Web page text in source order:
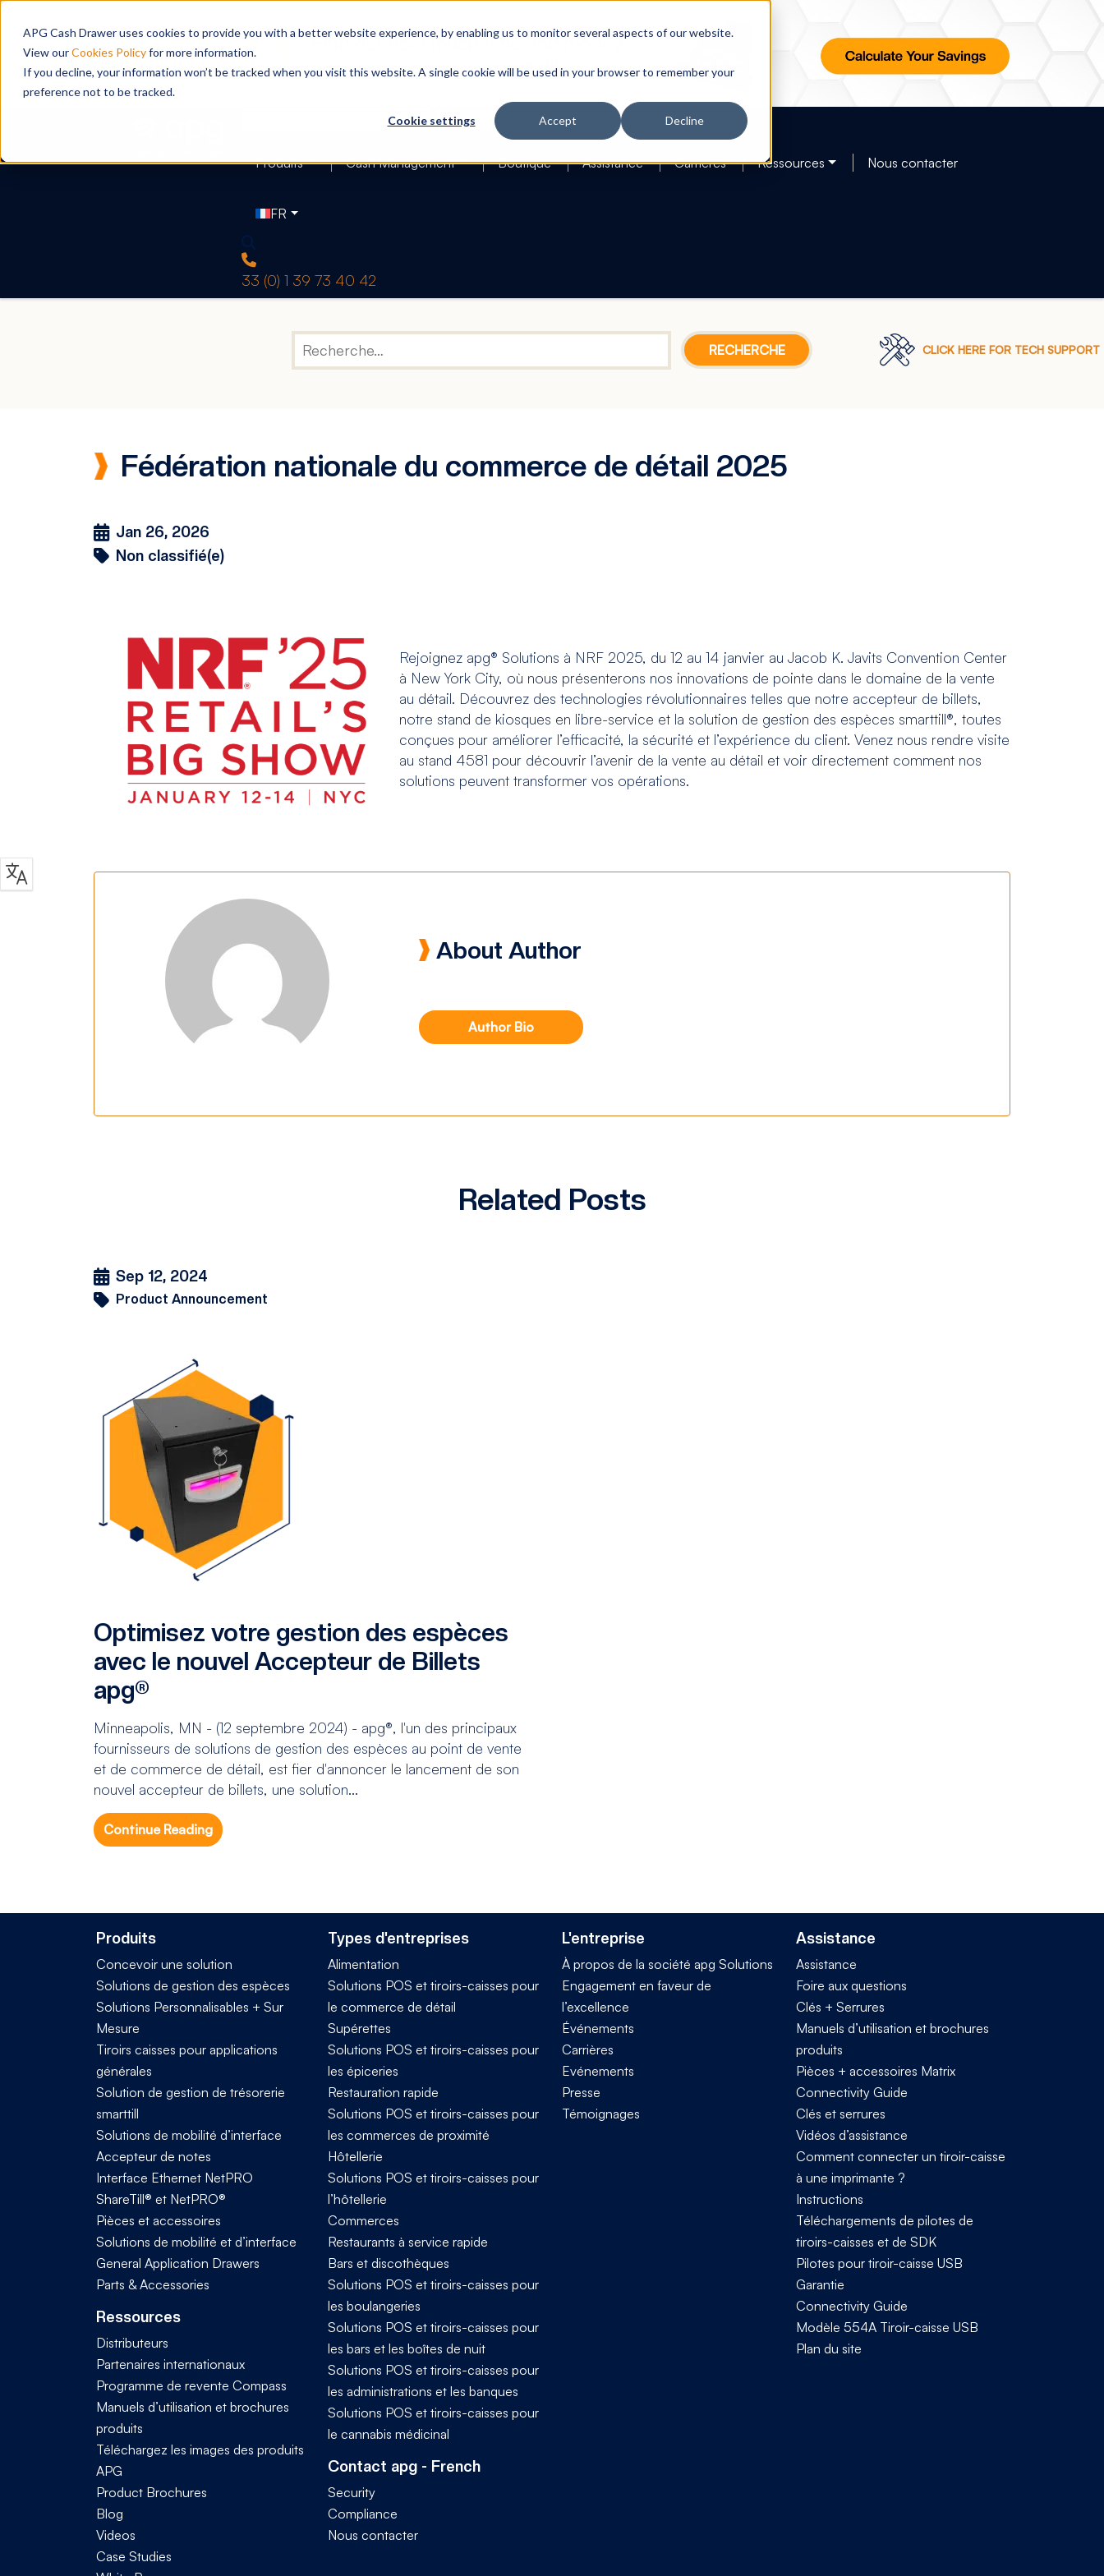
APG Cash Drawer uses cookies to provide you with a better website experience, by enabling us to monitor several aspects of our website.
View ourCookies Policyfor more information.
If you decline, your information won’t be tracked when you visit this website. A single cookie will be used in your browser to remember your
preference not to be tracked.
Cookie settings Accept Decline
Search
Produits Cash Management Boutique Assistance Carrières Ressources Nous contacter
FR
33 (0) 1 39 73 40 42
CLICK HERE FOR TECH SUPPORT
Fédération nationale du commerce de détail 2025
Jan 26, 2026
Non classifié(e)
Rejoignez apg® Solutions à NRF 2025, du 12 au 14 janvier au Jacob K. Javits Convention Center
à New York City, où nous présenterons nos innovations de pointe dans le domaine de la vente
au détail. Découvrez des technologies révolutionnaires telles que notre accepteur de billets,
notre stand de kiosques en libre-service et la solution de gestion des espèces smarttill®, toutes
conçues pour améliorer l’efficacité, la sécurité et l’expérience du client. Venez nous rendre visite
au stand 4581 pour découvrir l’avenir de la vente au détail et voir directement comment nos
solutions peuvent transformer vos opérations.
About Author
Author Bio
Related Posts
Sep 12, 2024
Product Announcement
Optimisez votre gestion des espèces
avec le nouvel Accepteur de Billets
apg®
Minneapolis, MN - (12 septembre 2024) - apg®, l'un des principaux
fournisseurs de solutions de gestion des espèces au point de vente
et de commerce de détail, est fier d'annoncer le lancement de son
nouvel accepteur de billets, une solution...
Continue Reading
Produits
Concevoir une solution
Solutions de gestion des espèces
Solutions Personnalisables + Sur
Mesure
Tiroirs caisses pour applications
générales
Solution de gestion de trésorerie
smarttill
Solutions de mobilité d’interface
Accepteur de notes
Interface Ethernet NetPRO
ShareTill® et NetPRO®
Pièces et accessoires
Solutions de mobilité et d’interface
General Application Drawers
Parts & Accessories
Ressources
Distributeurs
Partenaires internationaux
Programme de revente Compass
Manuels d’utilisation et brochures
produits
Téléchargez les images des produits
APG
Product Brochures
Blog
Videos
Case Studies
Types d'entreprises
Alimentation
Solutions POS et tiroirs-caisses pour
le commerce de détail
Supérettes
Solutions POS et tiroirs-caisses pour
les épiceries
Restauration rapide
Solutions POS et tiroirs-caisses pour
les commerces de proximité
Hôtellerie
Solutions POS et tiroirs-caisses pour
l’hôtellerie
Commerces
Restaurants à service rapide
Bars et discothèques
Solutions POS et tiroirs-caisses pour
les boulangeries
Solutions POS et tiroirs-caisses pour
les bars et les boîtes de nuit
Solutions POS et tiroirs-caisses pour
les administrations et les banques
Solutions POS et tiroirs-caisses pour
le cannabis médicinal
Contact apg - French
Security
Compliance
Nous contacter
L'entreprise
À propos de la société apg Solutions
Engagement en faveur de
l’excellence
Événements
Carrières
Evénements
Presse
Témoignages
Assistance
Assistance
Foire aux questions
Clés + Serrures
Manuels d’utilisation et brochures
produits
Pièces + accessoires Matrix
Connectivity Guide
Clés et serrures
Vidéos d’assistance
Comment connecter un tiroir-caisse
à une imprimante ?
Instructions
Téléchargements de pilotes de
tiroirs-caisses et de SDK
Pilotes pour tiroir-caisse USB
Garantie
Connectivity Guide
Modèle 554A Tiroir-caisse USB
Plan du site